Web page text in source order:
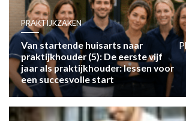
PRAKTIJKZAKEN
Van startende huisarts naar
praktijkhouder (5): De eerste vijf
jaar als praktijkhouder: lessen voor
een succesvolle start